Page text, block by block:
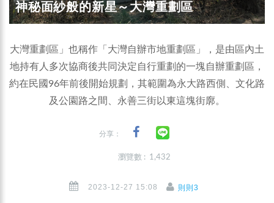
神秘面紗般的新星～大灣重劃區
大灣重劃區」也稱作「大灣自辦市地重劃區」，是由區內土
地持有人多次協商後共同決定自行重劃的一塊自辦重劃區，
約在民國96年前後開始規劃，其範圍為永大路西側、文化路
及公園路之間、永善三街以東這塊街廓。
分享：
瀏覽數 : 1,432
2023-12-27 15:08 則則3